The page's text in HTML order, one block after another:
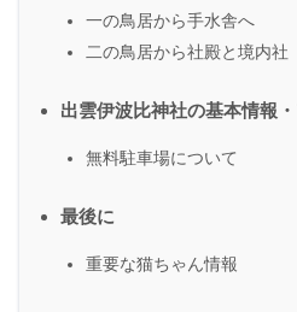
一の鳥居から手水舎へ
二の鳥居から社殿と境内社
出雲伊波比神社の基本情報
無料駐車場について
最後に
重要な猫ちゃん情報